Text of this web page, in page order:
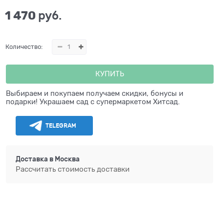
1 470 руб.
Количество:
КУПИТЬ
Выбираем и покупаем получаем скидки, бонусы и
подарки! Украшаем сад с супермаркетом Хитсад.
TELEGRAM
Доставка в Москва
Рассчитать стоимость доставки